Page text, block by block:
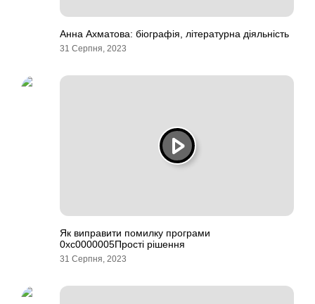
Анна Ахматова: біографія, літературна діяльність
31 Серпня, 2023
Як виправити помилку програми
0xc0000005Прості рішення
31 Серпня, 2023